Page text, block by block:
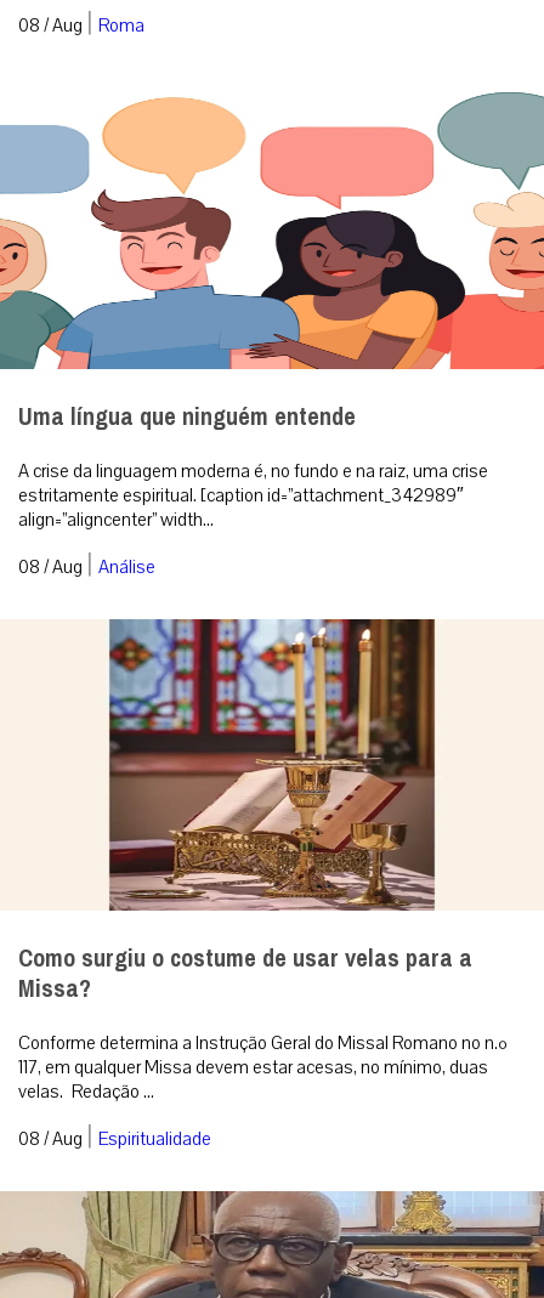
08 / Aug | Roma
Uma língua que ninguém entende
A crise da linguagem moderna é, no fundo e na raiz, uma crise
estritamente espiritual. [caption id=”attachment_342989″
align=”aligncenter” width...
08 / Aug | Análise
Como surgiu o costume de usar velas para a
Missa?
Conforme determina a Instrução Geral do Missal Romano no n.º
117, em qualquer Missa devem estar acesas, no mínimo, duas
velas. Redação ...
08 / Aug | Espiritualidade